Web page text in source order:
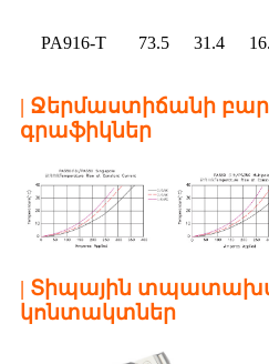
PA916-T 73.5 31.4
| Ջերմաստիճանի
գրաֆիկներ
| Տիպային
կոնտակտներ